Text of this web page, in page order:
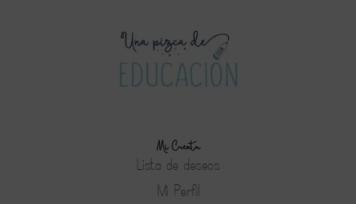
Mi Cuenta
Lista de deseos
Mi Perfil